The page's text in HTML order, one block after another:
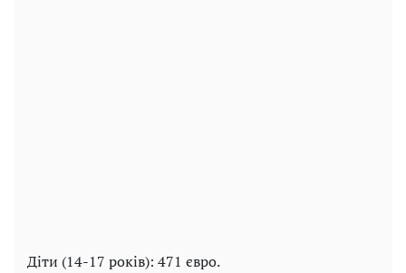
Діти (14-17 років): 471 євро.